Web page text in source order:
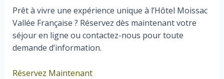
Prêt à vivre une expérience unique à l’Hôtel Moissac
Vallée Française ? Réservez dès maintenant votre
séjour en ligne ou contactez-nous pour toute
demande d’information.
Réservez Maintenant